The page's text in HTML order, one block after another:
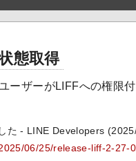
態取得
ーザーがLIFFへの権限
た - LINE Developers
06/25/release-liff-2-27-